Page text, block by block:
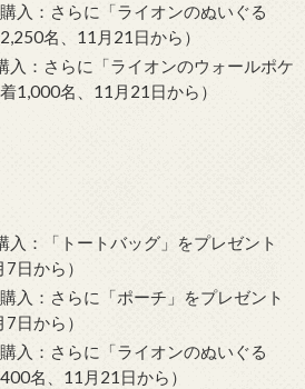
入：さらに「ライオンのぬいぐる
名、11月21日から）
入：さらに「ライオンのウォールポケ
1,000名、11月21日から）
入：「トートバッグ」をプレゼント
日から）
入：さらに「ポーチ」をプレゼント
日から）
入：さらに「ライオンのぬいぐる
名、11月21日から）